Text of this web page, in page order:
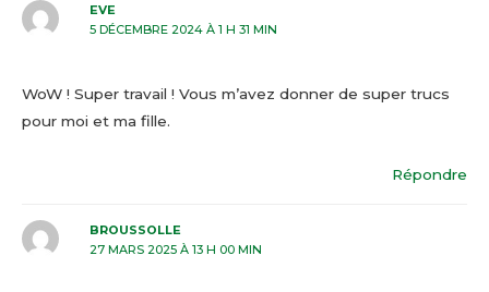
EVE
5 DÉCEMBRE 2024 À 1 H 31 MIN
WoW ! Super travail ! Vous m’avez donner de super trucs
pour moi et ma fille.
Répondre
BROUSSOLLE
27 MARS 2025 À 13 H 00 MIN